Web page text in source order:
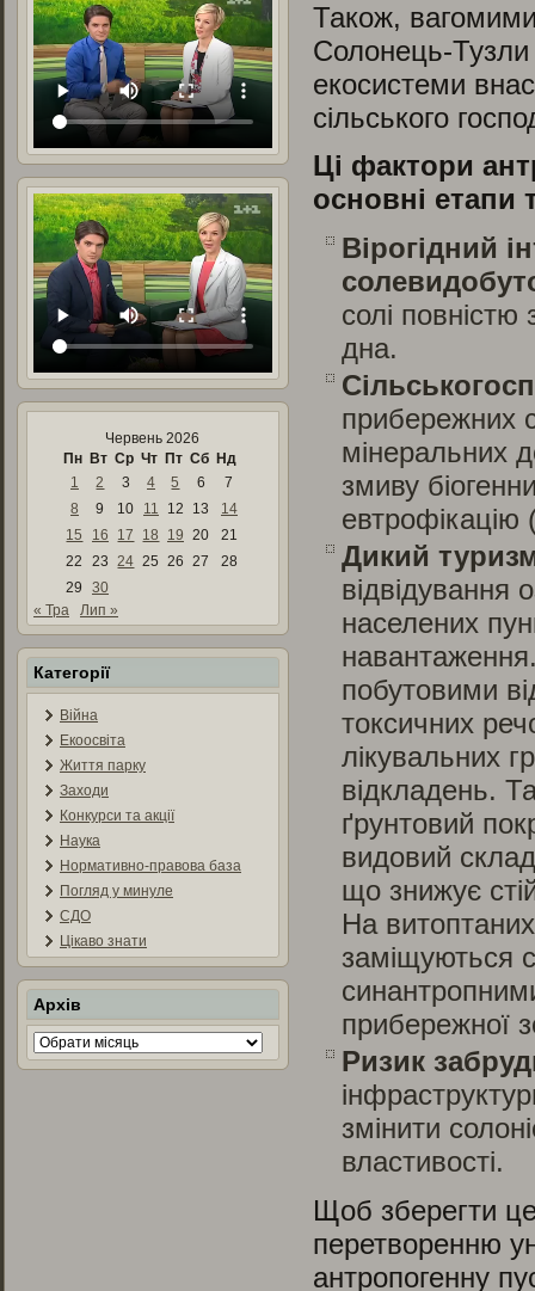
Червень 2026
Пн Вт Ср Чт Пт Сб Нд
1
2 3 4 5 6
7
8
9 10 11 12 13
14
15
16 17 18 19 20
21
22
23 24 25 26 27
28
29
30
« Тра
Лип »
Категорії
Війна
Екоосвіта
Життя парку
Заходи
Конкурси та акції
Наука
Нормативно-правова база
Погляд у минуле
СДО
Цікаво знати
Архів
Архів
Також, вагомими
Солонець-Тузли
екосистеми
сільського
Ці фактори
основні етапи
Вірогідний
солі
дна.
прибережних
мінеральних
змиву
евтрофікацію
Дикий
відвідування
населених
побутовими
токсичних
лікувальних
відкладень.
ґрунтовий
видовий
що знижує
На
заміщуються
прибережної
Ризик
змінити
властивості.
Щоб зберегти
перетворенню
антропогенну